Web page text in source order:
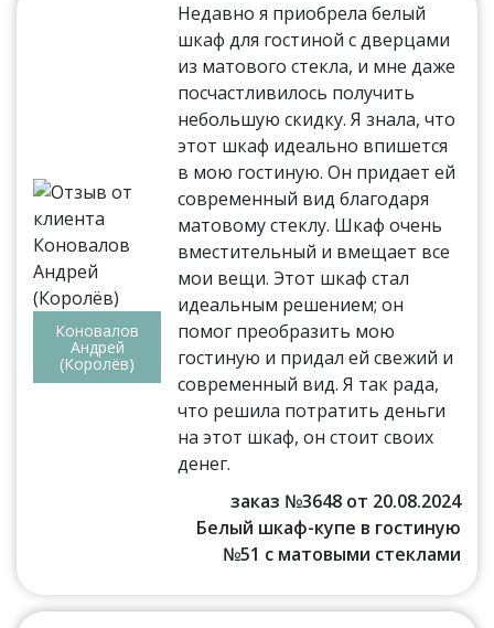
Коновалов
Андрей
(Королёв)
Недавно я приобрела белый
шкаф для гостиной с дверцами
из матового стекла, и мне даже
посчастливилось получить
небольшую скидку. Я знала, что
этот шкаф идеально впишется
в мою гостиную. Он придает ей
современный вид благодаря
матовому стеклу. Шкаф очень
вместительный и вмещает все
мои вещи. Этот шкаф стал
идеальным решением; он
помог преобразить мою
гостиную и придал ей свежий и
современный вид. Я так рада,
что решила потратить деньги
на этот шкаф, он стоит своих
денег.
заказ №3648 от 20.08.2024
Белый шкаф-купе в гостиную
№51 с матовыми стеклами